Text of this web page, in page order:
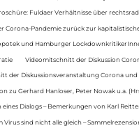
Fuldaer Verhältnisse über
Corona-Pandemie zurück zur
und Hamburger
Videomitschnitt der Diskussion
der Diskussionsveranstaltung Corona und
zu Gerhard Hanloser, Peter Nowak u.a.
eines Dialogs – Bemerkungen von Karl
Virus sind nicht alle gleich –